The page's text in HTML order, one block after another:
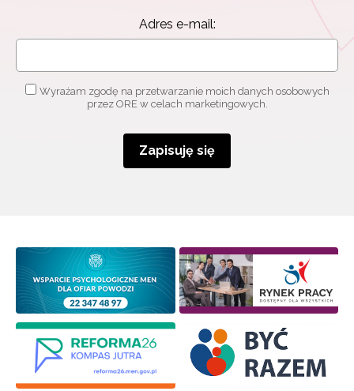
Adres e-mail:
Wyrażam zgodę na przetwarzanie moich danych osobowych
przez ORE w celach marketingowych.
Zapisuję się
Zapisz się i bądź na bieżąco z najnowszymi
Wyrażam zgodę na przetwarzanie moich danych
osobowych przez ORE w celach marketingowych.